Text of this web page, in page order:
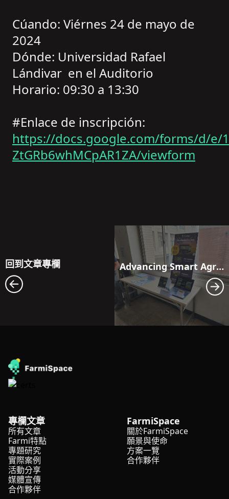
Cúando: Viérnes 24 de mayo de
2024
Dónde: Universidad Rafael
Lándivar en el Auditorio
Horario: 09:30 a 13:30
#Enlace de inscripción:
https://docs.google.com/forms/d/e/
ZtGRb6whMCpAR1ZA/viewform
回到文章專欄 Advancing Smart Agriculture: DATAYOO's Breakthroughs and Future Collaborations in Taoyuan City
專欄文章
所有文章
Farmi特點
專題研究
實際案例
活動分享
媒體宣傳
合作夥伴
FarmiSpace
關於FarmiSpace
願景與使命
方案一覽
合作夥伴